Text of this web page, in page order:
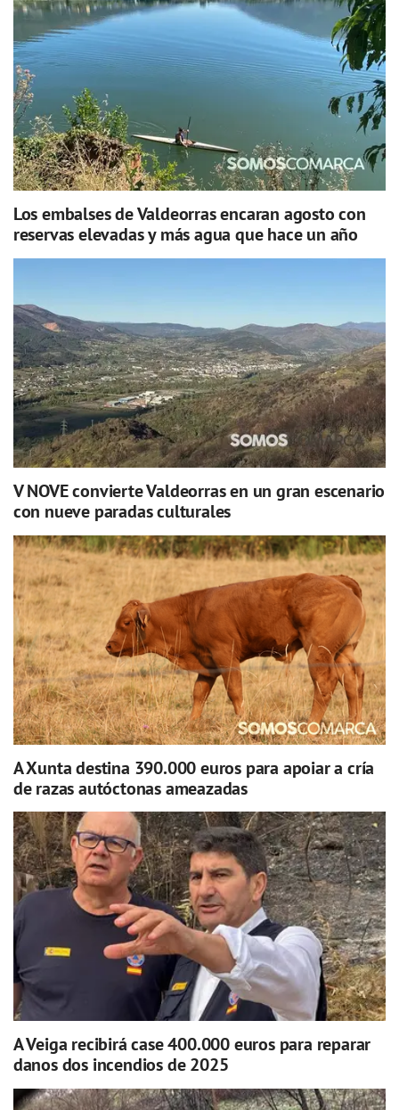
Los embalses de Valdeorras encaran agosto con
reservas elevadas y más agua que hace un año
V NOVE convierte Valdeorras en un gran escenario
con nueve paradas culturales
A Xunta destina 390.000 euros para apoiar a cría
de razas autóctonas ameazadas
A Veiga recibirá case 400.000 euros para reparar
danos dos incendios de 2025